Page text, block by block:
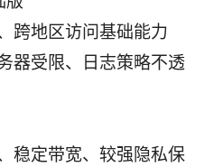
跨地区访问基础能力
器受限、日志策略不透
稳定带宽、较强隐私保